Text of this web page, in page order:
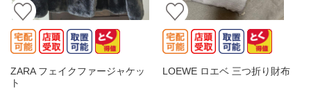
ZARA フェイクファージャケッ
ト
LOEWE ロエベ 三つ折り財布